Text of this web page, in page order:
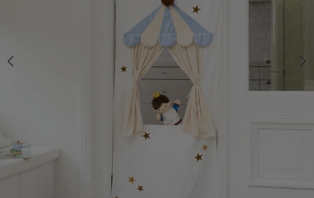
AJOUTER AU PANIER
Livraison rapide
En stock | Livraison rapide (2 à 5 jours